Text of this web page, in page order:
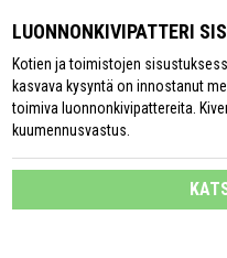
LUONNONKIVIPATTERI
Kotien ja toimistojen
kasvava kysyntä on innostanut
toimiva luonnonkivipattereita.
kuumennusvastus.